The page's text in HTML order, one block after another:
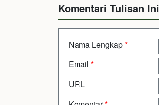
Komentari Tulisan Ini
Nama Lengkap*
Email *
URL